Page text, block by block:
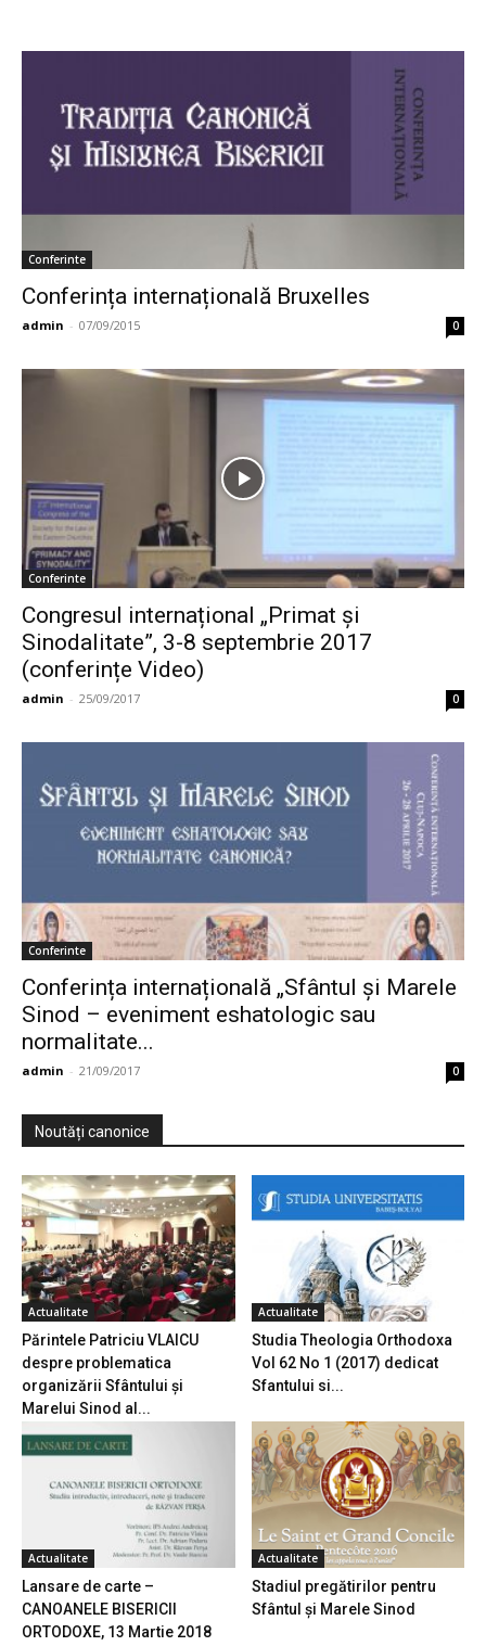
Conferinte
Conferința internațională Bruxelles
admin - 07/09/2015 0
Conferinte
Congresul internațional „Primat și
Sinodalitate”, 3-8 septembrie 2017
(conferințe Video)
admin - 25/09/2017 0
Conferinte
Conferința internațională „Sfântul și Marele
Sinod – eveniment eshatologic sau
normalitate...
admin - 21/09/2017 0
Noutăți canonice
Actualitate
Părintele Patriciu VLAICU
despre problematica
organizării Sfântului și
Marelui Sinod al...
Actualitate
Studia Theologia Orthodoxa
Vol 62 No 1 (2017) dedicat
Sfantului si...
Actualitate
Lansare de carte –
CANOANELE BISERICII
ORTODOXE, 13 Martie 2018
Actualitate
Stadiul pregătirilor pentru
Sfântul și Marele Sinod